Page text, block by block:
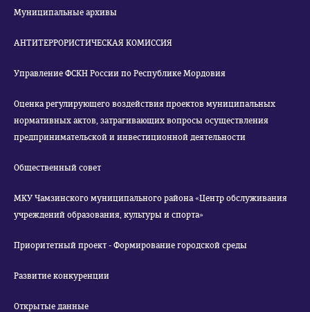
Муниципальные архивы
АНТИТЕРРОРИСТИЧЕСКАЯ КОМИССИЯ
Управление ФСКН России по Республике Мордовия
Оценка регулирующего воздействия проектов муниципальных
нормативных актов, затрагивающих вопросы осуществления
предпринимательской и инвестиционной деятельности
Общественный совет
МКУ Чамзинского муниципального района «Центр обслуживания
учреждений образования, культуры и спорта»
Приоритетный проект - Формирование городской среды
Развитие конкуренции
Открытые данные